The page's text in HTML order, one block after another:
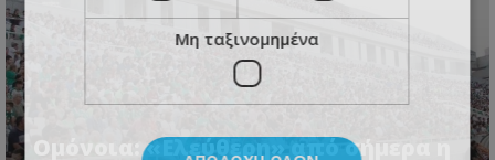
Ομόνοια: «Ελεύθερη» από σήμερα η
Μη ταξινομημένα